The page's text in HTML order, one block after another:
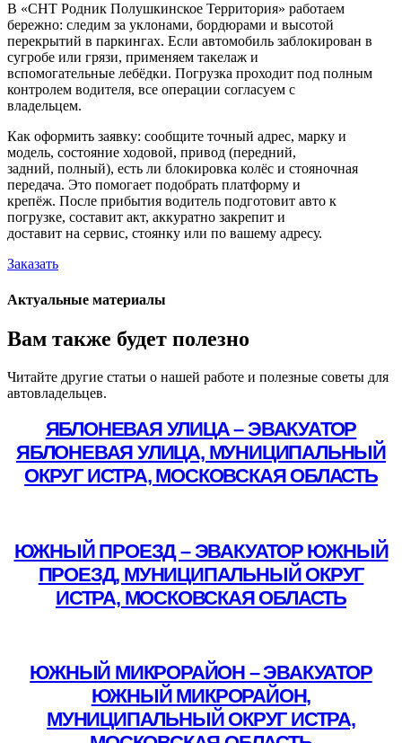
В «СНТ Родник Полушкинское Территория» работаем
бережно: следим за уклонами, бордюрами и высотой
перекрытий в паркингах. Если автомобиль заблокирован в
сугробе или грязи, применяем такелаж и
вспомогательные лебёдки. Погрузка проходит под полным
контролем водителя, все операции согласуем с
владельцем.
Как оформить заявку: сообщите точный адрес, марку и
модель, состояние ходовой, привод (передний,
задний, полный), есть ли блокировка колёс и стояночная
передача. Это помогает подобрать платформу и
крепёж. После прибытия водитель подготовит авто к
погрузке, составит акт, аккуратно закрепит и
доставит на сервис, стоянку или по вашему адресу.
Заказать
Актуальные материалы
Вам также будет полезно
Читайте другие статьи о нашей работе и полезные советы для
автовладельцев.
ЯБЛОНЕВАЯ УЛИЦА – ЭВАКУАТОР
ЯБЛОНЕВАЯ УЛИЦА, МУНИЦИПАЛЬНЫЙ
ОКРУГ ИСТРА, МОСКОВСКАЯ ОБЛАСТЬ
ЮЖНЫЙ ПРОЕЗД – ЭВАКУАТОР ЮЖНЫЙ
ПРОЕЗД, МУНИЦИПАЛЬНЫЙ ОКРУГ
ИСТРА, МОСКОВСКАЯ ОБЛАСТЬ
ЮЖНЫЙ МИКРОРАЙОН – ЭВАКУАТОР
ЮЖНЫЙ МИКРОРАЙОН,
МУНИЦИПАЛЬНЫЙ ОКРУГ ИСТРА,